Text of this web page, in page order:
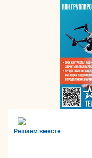
Решаем вместе